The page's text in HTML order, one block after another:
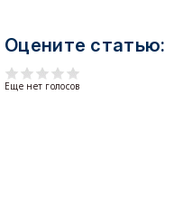
Оцените статью:
Еще нет голосов